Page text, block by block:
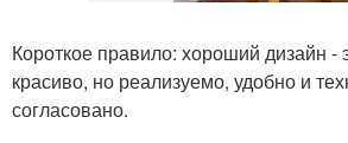
Короткое правило: хороший дизайн -
красиво, но реализуемо, удобно и
согласовано.